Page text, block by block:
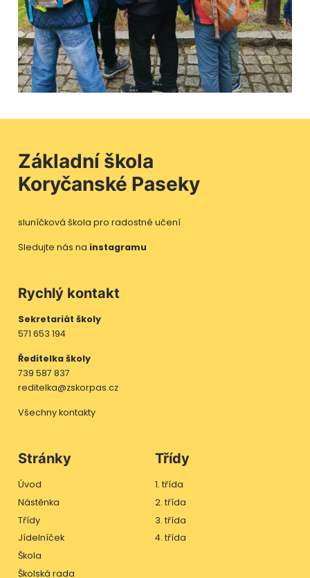
Základní škola
Koryčanské Paseky
sluníčková škola pro radostné učení
Sledujte nás na instagramu
Stránky
Úvod
Nástěnka
Třídy
Jídelníček
Škola
Školská rada
Třídy
1. třída
2. třída
3. třída
4. třída
Rychlý kontakt
Sekretariát školy
571 653 194
Ředitelka školy
739 587 837
reditelka@zskorpas.cz
Všechny kontakty